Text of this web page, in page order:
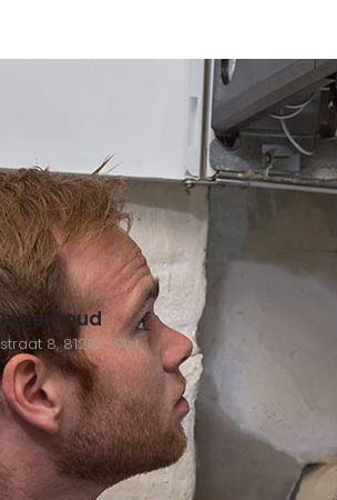
8, 8121DL Olst